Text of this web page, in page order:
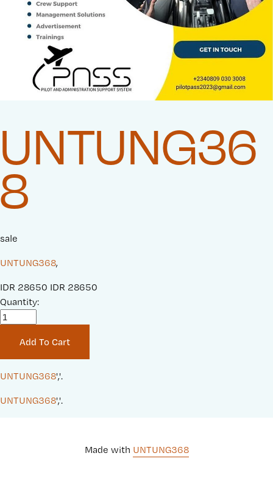
UNTUNG36
8
sale
UNTUNG368,
S
a
r
i
e
IDR 28650 O
i
n
a
P
IDR 28650
Quantity:
Add To Cart
UNTUNG368','.
UNTUNG368','.
Made with UNTUNG368